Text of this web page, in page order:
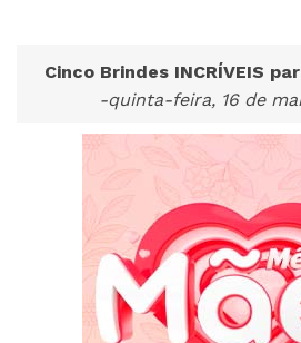
Cinco Brindes INCRÍVEIS
-quinta-feira, 16 de